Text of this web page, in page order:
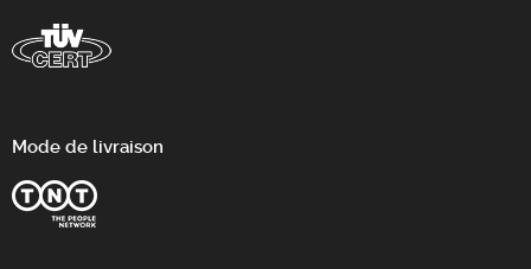
Mode de livraison